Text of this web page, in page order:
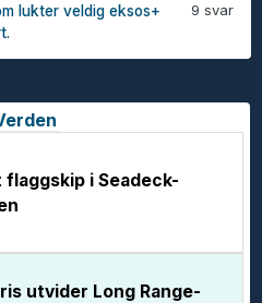
9 svar
lukter veldig eksos+
flaggskip i Seadeck-
utvider Long Range-